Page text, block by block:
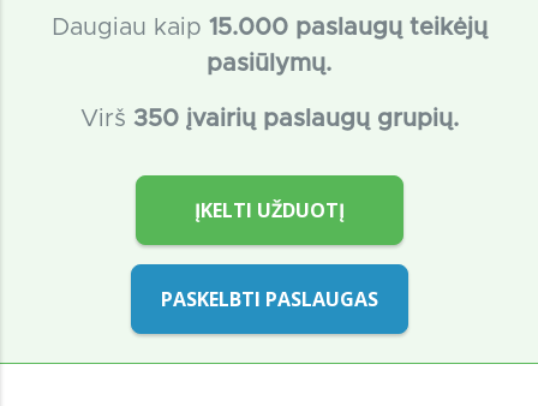
Daugiau kaip 15.000 paslaugų teikėjų
pasiūlymų.
Virš 350 įvairių paslaugų grupių.
ĮKELTI UŽDUOTĮ
PASKELBTI PASLAUGAS